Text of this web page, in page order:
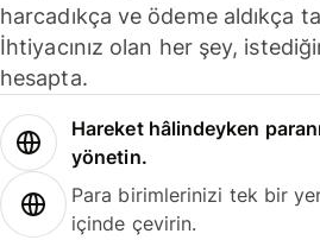
harcadıkça ve ödeme aldıkça
İhtiyacınız olan her şey,
hesapta.
Hareket hâlindeyken
yönetin.
Para birimlerinizi tek bir
içinde çevirin.